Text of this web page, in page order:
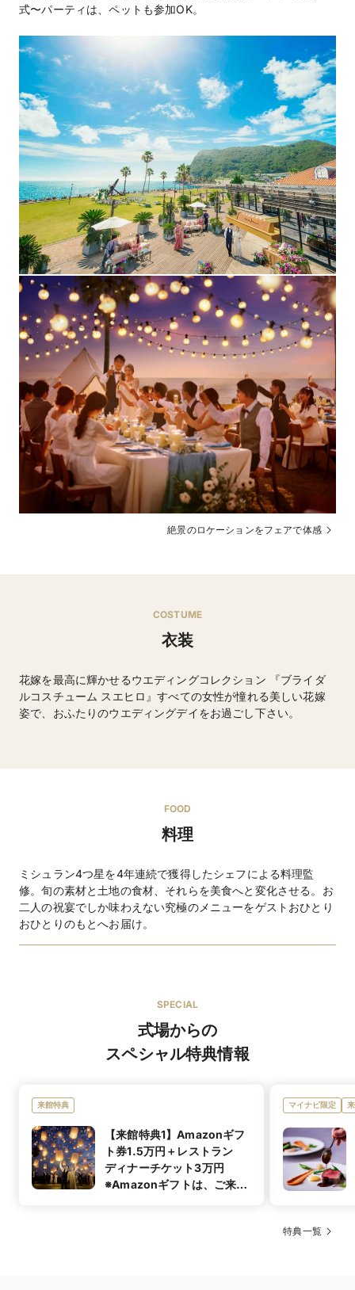
ガーデン、カフェ、レストラン、バー、メイク室、着付
室、控室、クローク、ピアノ、VTR、音響、照明ほか
フォトギャラリーを見る
宿泊施設 手配・紹介可能（おすすめホテルを特別料金にて提供）
二次会
館内のお洒落なカフェを貸切にした二次会可能（帰りの
送迎バスもあるので安心）
送迎
長崎県内からの往復送迎バスを手配可※長崎駅からは
THE VILLAS 長崎直通の無料のシャトルバスが随時運行
中
支払方法 結婚式の3日前
その他
【駐車場】210台（無料）。長崎駅より車で15分。チャ
ペルやパーティ会場の他、ラウンジ・レストラン・カ
フェ・控室など充実した設備をご用意。
式〜パーティは、ペットも参加OK。
絶景のロケーションをフェアで体感
COSTUME
衣装
花嫁を最高に輝かせるウエディングコレクション 『ブライダ
ルコスチューム スエヒロ』すべての女性が憧れる美しい花嫁
姿で、おふたりのウエディングデイをお過ごし下さい。
ショップ名
ブライダルコスチューム スエヒロ
長崎店:長崎市松山町9-18
佐世保店:佐世保市ハウステンボス町10
ただ好きな衣装を選ぶのではなく、【色・形・素材】の
に丁寧に分析。
スエヒロドレスコーディネーターとヴィラズプランナー
が、幅広いラインナップを誇る衣装の中からトレンドや
会場の雰囲気も考し、おふたりらしさを最大限引き立て
る一着をご提案します。
ゲストの記憶に残る、特別なコーディネートで最高の一
FOOD
料理
ミシュラン4つ星を4年連続で獲得したシェフによる料理監
修。旬の素材と土地の食材、それらを美食へと変化させる。お
二人の祝宴でしか味わえない究極のメニューをゲストおひとり
おひとりのもとへお届け。
昆布〆した長崎県産真鯛と赤海老 アゴの香りを移した
SPECIAL
式場からの
スペシャル特典情報
来館特典
【来館特典1】Amazonギフ
ト券1.5万円＋レストラン
ディナーチケット3万円
※Amazonギフトは、ご来館
マイナビ限定
特典一覧